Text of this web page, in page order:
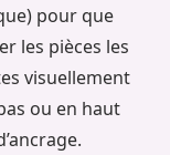
pour que
les pièces les
visuellement
ou en haut